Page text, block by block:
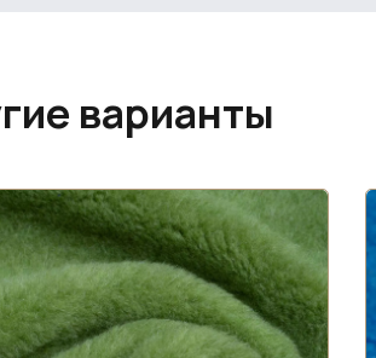
варианты